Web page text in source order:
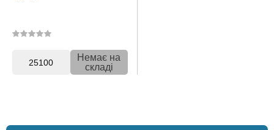
25100
Немає на
складі